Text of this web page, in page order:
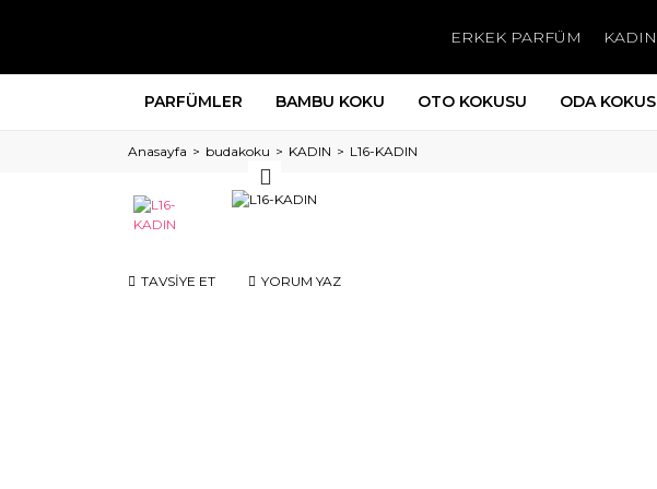
ERKEK PARFÜM
PARFÜMLER BAMBU KOKU OTO KOKUSU ODA
Anasayfa budakoku KADIN L16-KADIN
TAVSİYE ET YORUM YAZ